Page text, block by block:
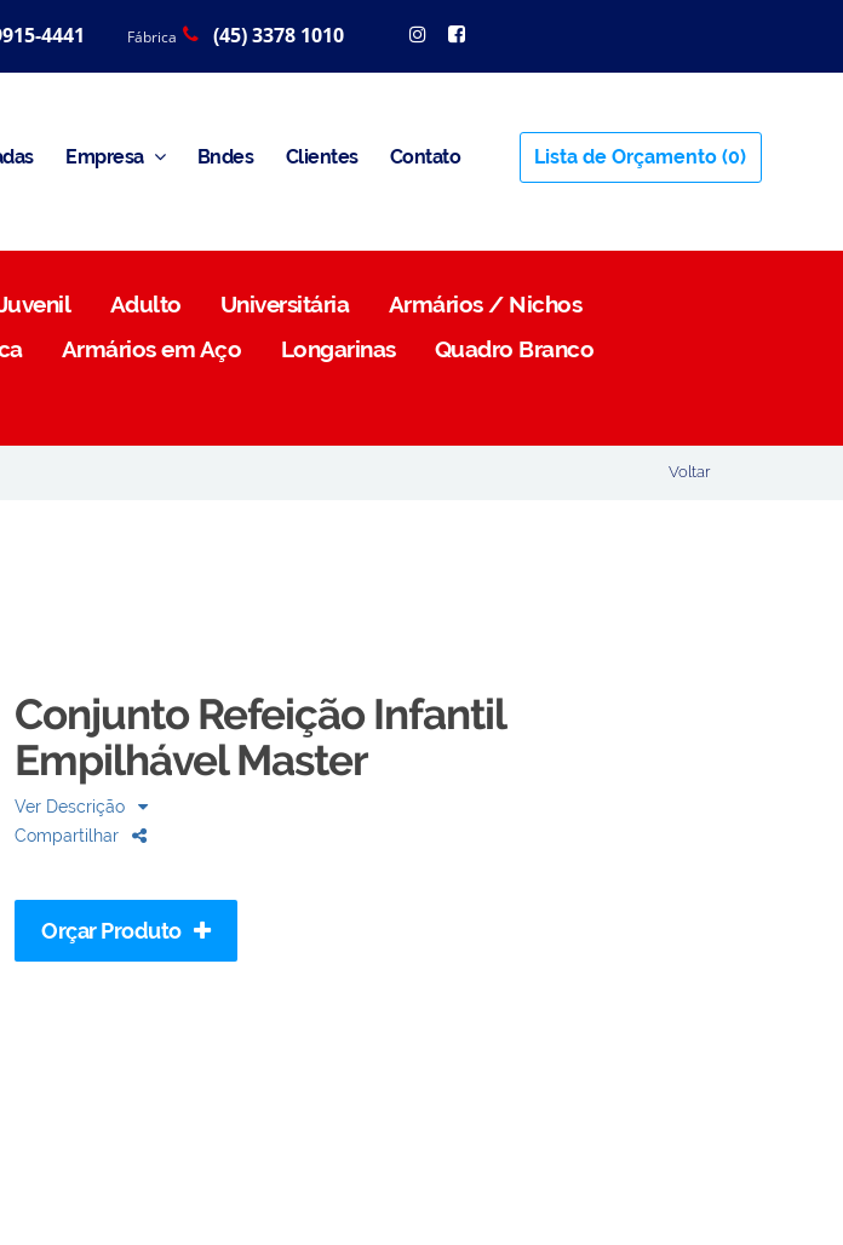
4441 Fábrica (45) 3378 1010
Empresa Bndes Clientes Contato Lista de Orçamento (0)
Adulto Universitária
Armários / Nichos
Armários em Aço Longarinas
Quadro Branco
Voltar
Conjunto Refeição Infantil
Empilhável Master
Ver Descrição
Compartilhar
Orçar Produto